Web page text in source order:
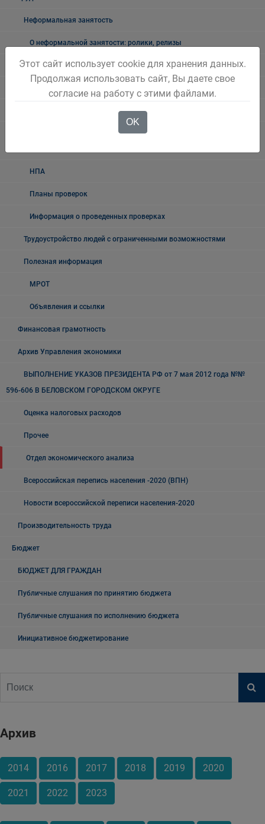
Неформальная занятость
О неформальной занятости: ролики, релизы
Мероприятия по снижению уровня неформальной занятости
Возможности социального контракта
Ведомственный контроль за соблюдением трудового
НПА
Планы проверок
Информация о проведенных проверках
Трудоустройство людей с ограниченными возможностями
Полезная информация
МРОТ
Объявления и ссылки
Финансовая грамотность
Архив Управления экономики
ВЫПОЛНЕНИЕ УКАЗОВ ПРЕЗИДЕНТА РФ от 7 мая 2012 года №№
596-606 В БЕЛОВСКОМ ГОРОДСКОМ ОКРУГЕ
Оценка налоговых расходов
Прочее
Отдел экономического анализа
Всероссийская перепись населения -2020 (ВПН)
Новости всероссийской переписи населения-2020
Производительность труда
Бюджет
БЮДЖЕТ ДЛЯ ГРАЖДАН
Публичные слушания по принятию бюджета
Публичные слушания по исполнению бюджета
Инициативное бюджетирование
Архив
2014 2016 2017 2018 2019 2020
2021 2022 2023
Этот сайт использует cookie для хранения данных.
Продолжая использовать сайт, Вы даете свое
согласие на работу с этими файлами.
OK